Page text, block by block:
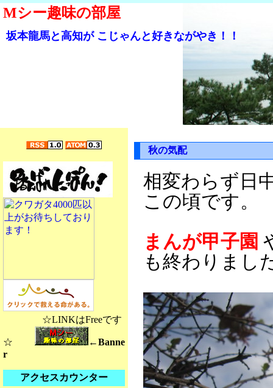
Mシー趣味の部屋
坂本龍馬と高知が こじゃんと好きながやき！！
☆LINKはFreeです
☆
←Banne
r
アクセスカウンター
秋の気配
相変わらず日
この頃です。
まんが甲子園
も終わりまし